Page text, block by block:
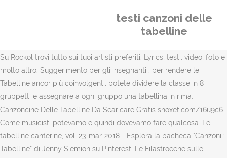
testi canzoni delle
tabelline
Su Rockol trovi tutto sui tuoi artisti preferiti: Lyrics, testi, video, foto e
molto altro. Suggerimento per gli insegnanti : per rendere le
Tabelline ancor più coinvolgenti, potete dividere la classe in 8
gruppetti e assegnare a ogni gruppo una tabellina in rima.
Canzoncine Delle Tabelline Da Scaricare Gratis shoxet.com/16u9c6
Come musicisti potevamo e quindi dovevamo fare qualcosa. Le
tabelline canterine, vol. 23-mar-2018 - Esplora la bacheca "Canzoni :
Tabelline" di Jenny Siemion su Pinterest. Le Filastrocche sulle